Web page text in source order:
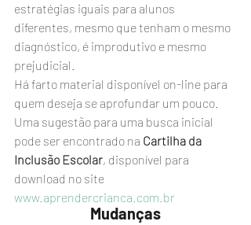
estratégias iguais para alunos
diferentes, mesmo que tenham o mesmo
diagnóstico, é improdutivo e mesmo
prejudicial.
Há farto material disponível on-line para
quem deseja se aprofundar um pouco.
Uma sugestão para uma busca inicial
pode ser encontrado na Cartilha da
Inclusão Escolar, disponível para
download no site
www.aprendercrianca.com.br
Mudanças